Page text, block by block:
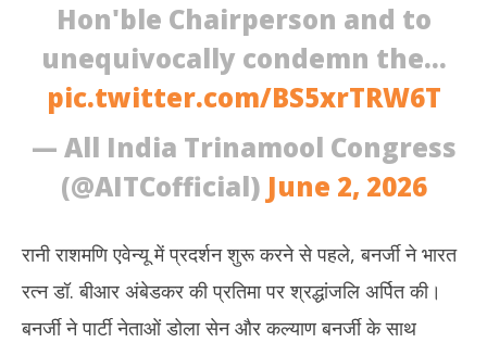
Hon'ble Chairperson and to
unequivocally condemn the…
pic.twitter.com/BS5xrTRW6T
— All India Trinamool Congress
(@AITCofficial) June 2, 2026
रानी राशमणि एवेन्यू में प्रदर्शन शुरू करने से पहले, बनर्जी ने भारत
रत्न डॉ. बीआर अंबेडकर की प्रतिमा पर श्रद्धांजलि अर्पित की।
बनर्जी ने पार्टी नेताओं डोला सेन और कल्याण बनर्जी के साथ